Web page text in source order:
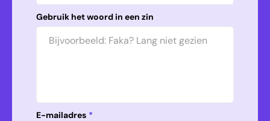
Gebruik het woord in een zin
E-mailadres *